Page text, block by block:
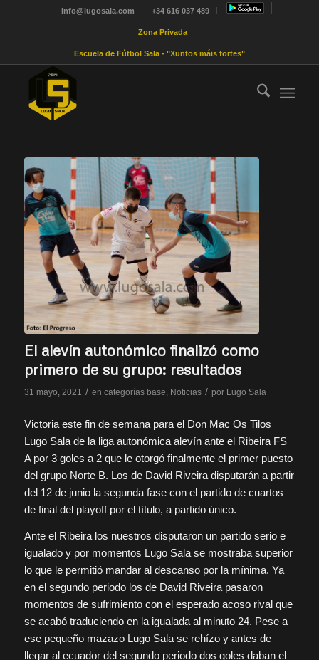
info@lugosala.com +34 616 037 489
Zona Privada
Escuela de Fútbol Sala - "Xuntos máis fortes"
El alevín autonómico finalizó como
primero de su grupo: resultados
31 mayo, 2021 / en categorías base, Noticias / por Lugo Sala
Victoria este fin de semana para el Don Mac Os Tilos
Lugo Sala de la liga autonómica alevín ante el Ribeira FS
A por 3 goles a 2 que le otorgó finalmente el primer puesto
del grupo Norte B. Los de David Riveira disputarán a partir
del 12 de junio la segunda fase con el partido de cuartos
de final del playoff por el título, a partido único.
Ante el Ribeira los nuestros disputaron un partido serio e
igualado y por momentos Lugo Sala se mostraba superior
lo que le permitió mandar al descanso por la mínima. Ya
en el segundo periodo los de David Riveira pasaron
momentos de sufrimiento con el esperado acoso rival que
se acabó traduciendo en la igualada al minuto 24. Pese a
ese pequeño mazazo Lugo Sala se rehízo y antes de
llegar al ecuador del segundo periodo dos goles daban el